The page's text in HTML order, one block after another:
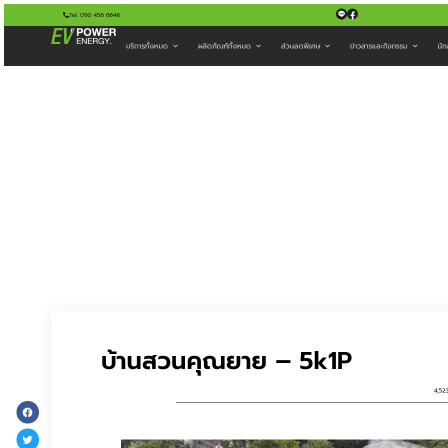
Tel. 090 456 6646
บริการทั้งหมด ผลิตภัณฑ์ทั้งหมด ส่วนลดพิเศษ ข่าวสารและกิจกรรม นั
บ้านสวนคุณยาย – 5k1P